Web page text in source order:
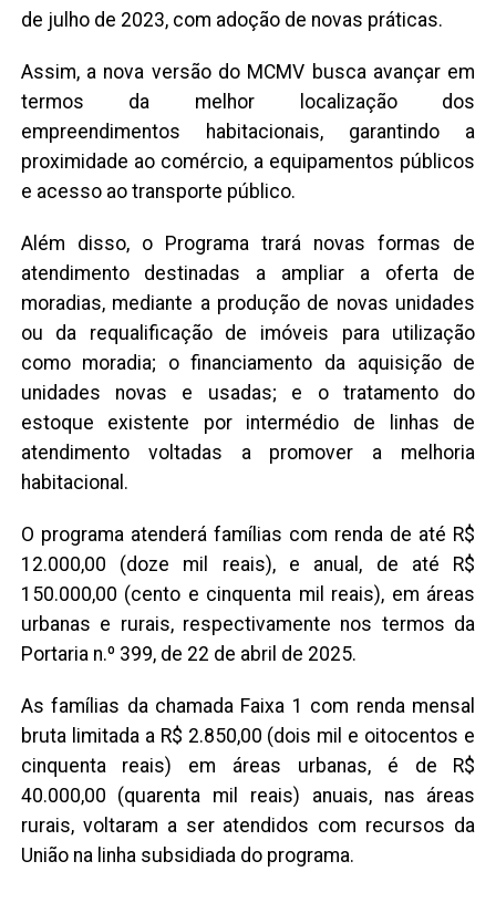
de julho de 2023, com adoção de novas práticas.
Assim, a nova versão do MCMV busca avançar em
termos da melhor localização dos
empreendimentos habitacionais, garantindo a
proximidade ao comércio, a equipamentos públicos
e acesso ao transporte público.
Além disso, o Programa trará novas formas de
atendimento destinadas a ampliar a oferta de
moradias, mediante a produção de novas unidades
ou da requalificação de imóveis para utilização
como moradia; o financiamento da aquisição de
unidades novas e usadas; e o tratamento do
estoque existente por intermédio de linhas de
atendimento voltadas a promover a melhoria
habitacional.
O programa atenderá famílias com renda de até R$
12.000,00 (doze mil reais), e anual, de até R$
150.000,00 (cento e cinquenta mil reais), em áreas
urbanas e rurais, respectivamente nos termos da
Portaria n.º 399, de 22 de abril de 2025.
As famílias da chamada Faixa 1 com renda mensal
bruta limitada a R$ 2.850,00 (dois mil e oitocentos e
cinquenta reais) em áreas urbanas, é de R$
40.000,00 (quarenta mil reais) anuais, nas áreas
rurais, voltaram a ser atendidos com recursos da
União na linha subsidiada do programa.